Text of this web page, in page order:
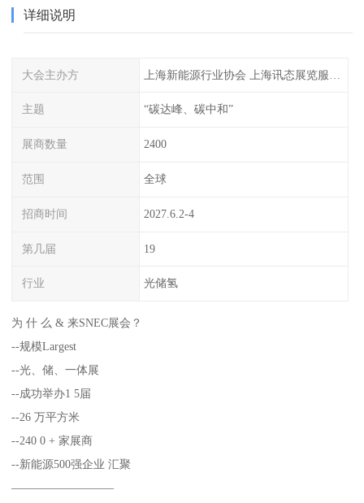
详细说明
大会主办方
主题 “碳达峰、碳中和”
展商数量 2400
范围 全球
招商时间 2027.6.2-4
第几届 19
行业 光储氢
为 什 么 & 来SNEC展会？
--规模Largest
--光、储、一体展
--成功举办1 5届
--26 万平方米
--240 0 + 家展商
--新能源500强企业 汇聚
—————————